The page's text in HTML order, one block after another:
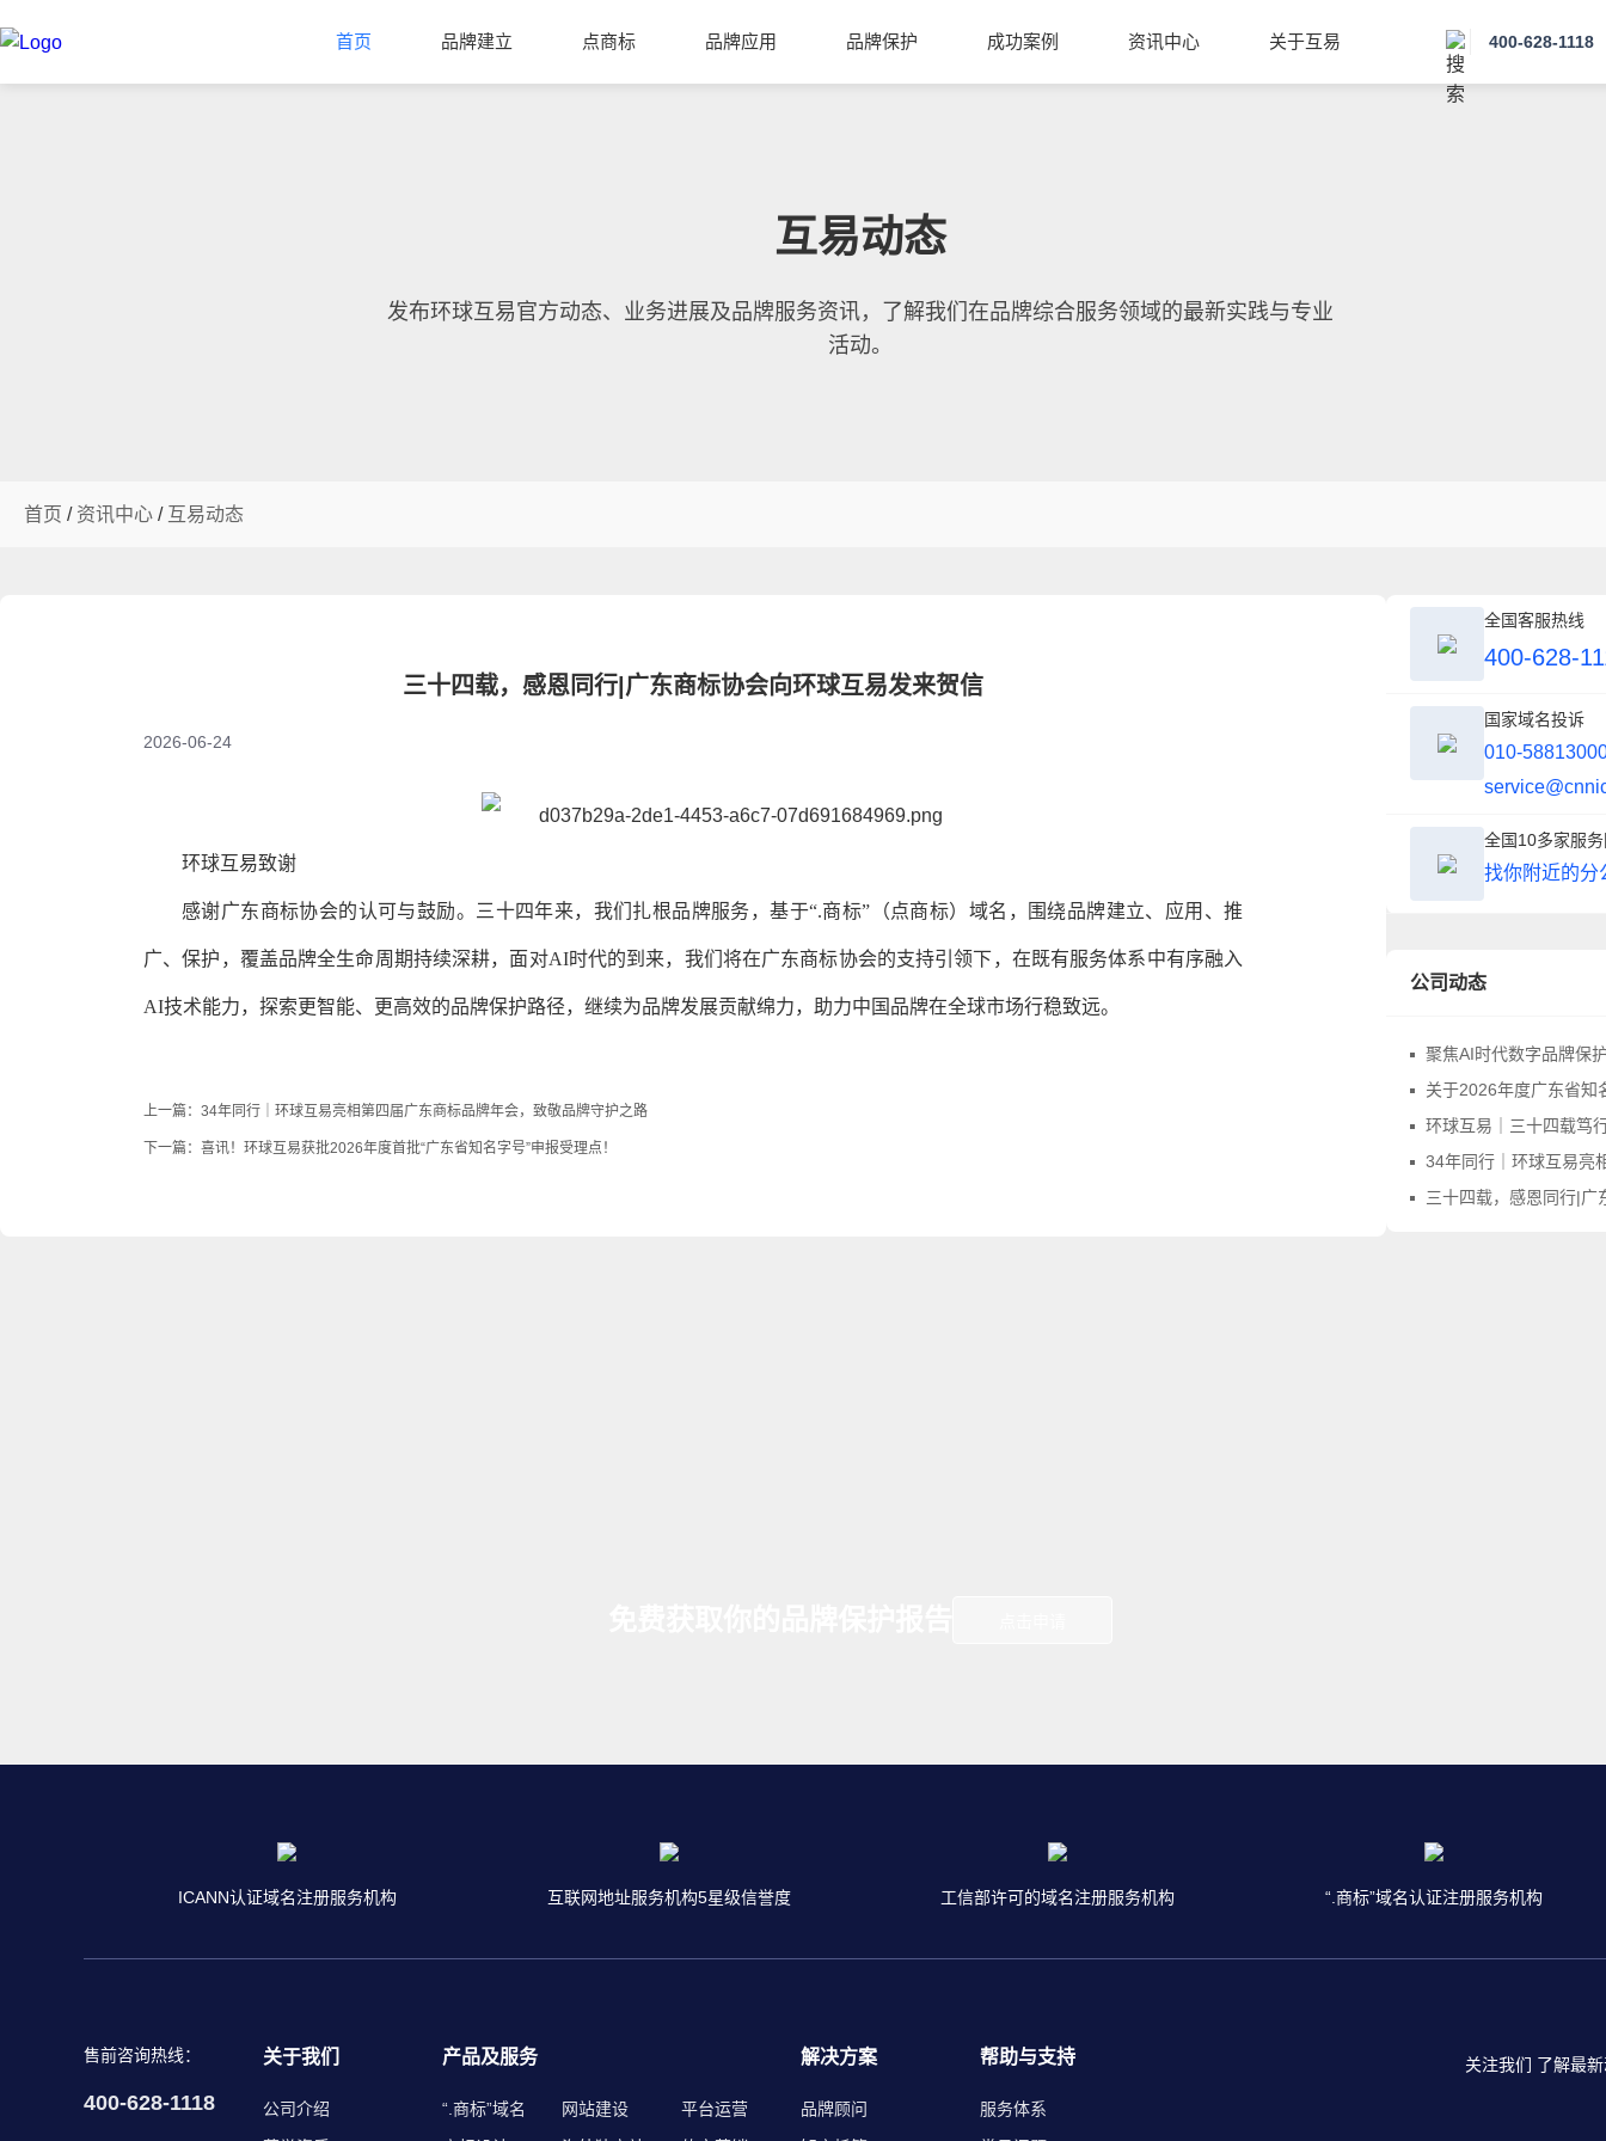
首页 品牌建立 点商标 品牌应用 品牌保护 成功案例 资讯中心 关于互易 400-628-1118
互易动态
发布环球互易官方动态、业务进展及品牌服务资讯，了解我们在品牌综合服务领域的最新实践与专业
活动。
首页 / 资讯中心 / 互易动态
三十四载，感恩同行|广东商标协会向环球互易发来贺信
2026-06-24
环球互易致谢
感谢广东商标协会的认可与鼓励。三十四年来，我们扎根品牌服务，基于“.商标”（点商标）域名，围绕品牌建立、应用、推
广、保护，覆盖品牌全生命周期持续深耕，面对AI时代的到来，我们将在广东商标协会的支持引领下，在既有服务体系中有序融入
AI技术能力，探索更智能、更高效的品牌保护路径，继续为品牌发展贡献绵力，助力中国品牌在全球市场行稳致远。
上一篇： 34年同行｜环球互易亮相第四届广东商标品牌年会，致敬品牌守护之路
下一篇： 喜讯！环球互易获批2026年度首批“广东省知名字号”申报受理点！
全国客服热线
400-628-
国家域名投诉
010-
全国10多家服
找你附近的分
公司动态
聚焦AI时代数字品牌保护，中华商标协会商标品牌域名与网
关于2026年度广东省知名字号评价申报
环球互易｜三十四载笃行不怠，感
34年同行｜环球互易亮相第四届广东商标品牌年会，
三十四载，感恩同行|广东商标协会向环
ICANN认证域名注册服务机构 互联网地址服务机构5星级信誉度 工信部许可的域名注册服务机构 “.商标”域名认证注册服务机构
售前咨询热线：
400-628-1118
关于我们
公司介绍
产品及服务
“.商标”域名
网站建设
平台运营
解决方案
品牌顾问
帮助与支持
服务体系
关注我们 了解最